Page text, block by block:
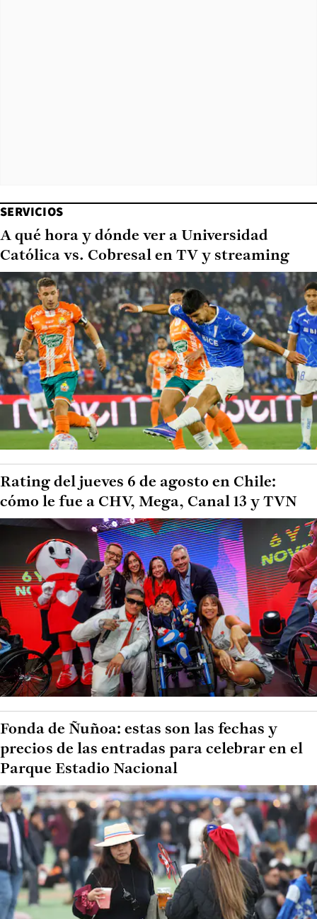
SERVICIOS
A qué hora y dónde ver a Universidad
Católica vs. Cobresal en TV y streaming
Rating del jueves 6 de agosto en Chile:
cómo le fue a CHV, Mega, Canal 13 y TVN
Fonda de Ñuñoa: estas son las fechas y
precios de las entradas para celebrar en el
Parque Estadio Nacional